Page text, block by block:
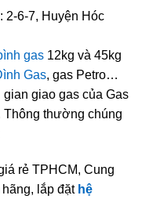
2-6-7, Huyện Hóc
gas 12kg và 45kg
Gas, gas Petro…
giao gas của Gas
Thông thường chúng
rẻ TPHCM, Cung
lắp đặt hệ